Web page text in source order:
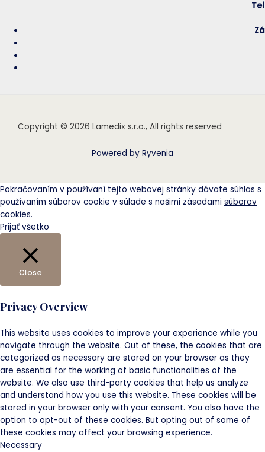
Copyright © 2026 Lamedix s.r.o., All rights reserved
Powered by Ryvenia
Pokračovaním v používaní tejto webovej stránky dávate súhlas s
používaním súborov cookie v súlade s našimi zásadami súborov
cookies.
Prijať všetko
Close
Privacy Overview
This website uses cookies to improve your experience while you
navigate through the website. Out of these, the cookies that are
categorized as necessary are stored on your browser as they
are essential for the working of basic functionalities of the
website. We also use third-party cookies that help us analyze
and understand how you use this website. These cookies will be
stored in your browser only with your consent. You also have the
option to opt-out of these cookies. But opting out of some of
these cookies may affect your browsing experience.
Necessary